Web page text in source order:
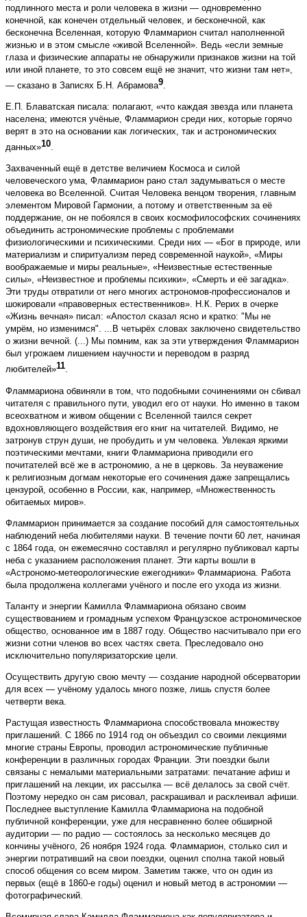
подлинного места и роли человека в жизни — одновременно
конечной, как конечен отдельный человек, и бесконечной, как
бесконечна Вселенная, которую Фламмарион считал наполненной
жизнью и в этом смысле «живой Вселенной». Ведь «если земные
глаза и физические аппараты не обнаружили признаков жизни на той
или иной планете, то это совсем ещё не значит, что жизни там нет»,
— сказано в Записях Б.Н. Абрамова9.
Е.П. Блаватская писала: полагают, «что каждая звезда или планета
населена; имеются учёные, Фламмарион среди них, которые горячо
верят в это на основании как логических, так и астрономических
данных»10.
Захваченный ещё в детстве величием Космоса и силой
человеческого ума, Фламмарион рано стал задумываться о месте
человека во Вселенной. Считая Человека венцом творения, главным
элементом Мировой Гармонии, а потому и ответственным за её
поддержание, он не побоялся в своих космофилософских сочинениях
объединить астрономические проблемы с проблемами
физиологическими и психическими. Среди них — «Бог в природе, или
материализм и спиритуализм перед современной наукой», «Миры
воображаемые и миры реальные», «Неизвестные естественные
силы», «Неизвестное и проблемы психики», «Смерть и её загадка».
Эти труды отвратили от него многих астрономов-профессионалов и
шокировали «правоверных естественников». Н.К. Рерих в очерке
«Жизнь вечная» писал: «Апостол сказал ясно и кратко: "Мы не
умрём, но изменимся". ...В четырёх словах заключено свидетельство
о жизни вечной. (...) Мы помним, как за эти утверждения Фламмарион
был угрожаем лишением научности и переводом в разряд
любителей»11.
Фламмариона обвиняли в том, что подобными сочинениями он сбивал
читателя с правильного пути, уводил его от науки. Но именно в таком
всеохватном и живом общении с Вселенной таился секрет
вдохновляющего воздействия его книг на читателей. Видимо, не
затронув струн души, не пробудить и ум человека. Увлекая яркими
поэтическими мечтами, книги Фламмариона приводили его
почитателей всё же в астрономию, а не в церковь. За неуважение
к религиозным догмам некоторые его сочинения даже запрещались
цензурой, особенно в России, как, например, «Множественность
обитаемых миров».
Фламмарион принимается за создание пособий для самостоятельных
наблюдений неба любителями науки. В течение почти 60 лет, начиная
с 1864 года, он ежемесячно составлял и регулярно публиковал карты
неба с указанием расположения планет. Эти карты вошли в
«Астрономо-метеорологические ежегодники» Фламмариона. Работа
была продолжена коллегами учёного и после его ухода из жизни.
Таланту и энергии Камилла Фламмариона обязано своим
существованием и громадным успехом Французское астрономическое
общество, основанное им в 1887 году. Общество насчитывало при его
жизни сотни членов во всех частях света. Преследовало оно
исключительно популяризаторские цели.
Осуществить другую свою мечту — создание народной обсерватории
для всех — учёному удалось много позже, лишь спустя более
четверти века.
Растущая известность Фламмариона способствовала множеству
приглашений. С 1866 по 1914 год он объездил со своими лекциями
многие страны Европы, проводил астрономические публичные
конференции в различных городах Франции. Эти поездки были
связаны с немалыми материальными затратами: печатание афиш и
приглашений на лекции, их рассылка — всё делалось за свой счёт.
Поэтому нередко он сам рисовал, раскрашивал и расклеивал афиши.
Последнее выступление Камилла Фламмариона на подобной
публичной конференции, уже для несравненно более обширной
аудитории — по радио — состоялось за несколько месяцев до
кончины учёного, 26 ноября 1924 года. Фламмарион, столько сил и
энергии потративший на свои поездки, оценил сполна такой новый
способ общения со всем миром. Заметим также, что он один из
первых (ещё в 1860-е годы) оценил и новый метод в астрономии —
фотографический.